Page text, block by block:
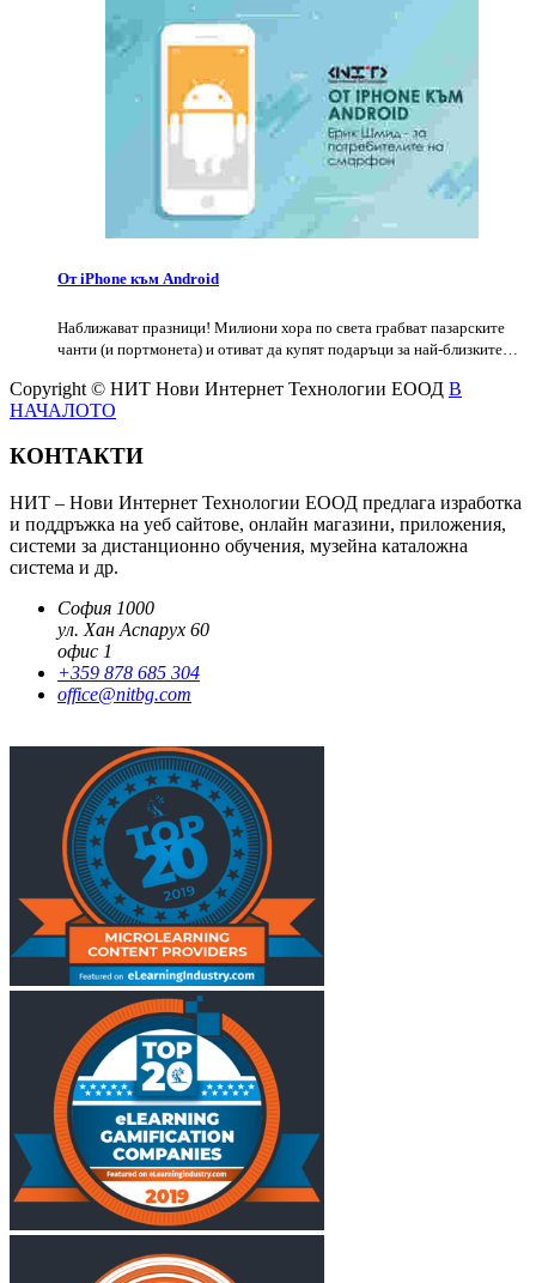
От iPhone към Android
Наближават празници! Милиони хора по света грабват пазарските
чанти (и портмонета) и отиват да купят подаръци за най-близките…
Copyright © НИТ Нови Интернет Технологии ЕООД В
НАЧАЛОТО
КОНТАКТИ
НИТ – Нови Интернет Технологии ЕООД предлага изработка
и поддръжка на уеб сайтове, онлайн магазини, приложения,
системи за дистанционно обучения, музейна каталожна
система и др.
София 1000
ул. Хан Аспарух 60
офис 1
+359 878 685 304
office@nitbg.com